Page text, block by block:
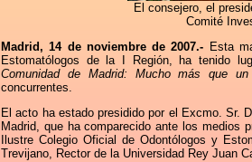
El consejero, el
Comité
Madrid, 14 de noviembre de 2007.- Esta
Estomatólogos de la I Región, ha tenido
Comunidad de Madrid: Mucho más que
concurrentes.
El acto ha estado presidido por el Excmo. Sr.
Madrid, que ha comparecido ante los medios
Ilustre Colegio Oficial de Odontólogos y
Trevijano, Rector de la Universidad Rey Juan